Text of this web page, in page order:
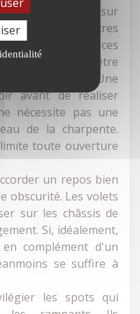
repose sur
des fenêtres
sur le toit. Si ces
pose d'une fenêtre
la pièce. Une
avant de réaliser
nécessite pas une
de la charpente.
toute ouverture
un repos bien
obscurité. Les volets
sur les châssis de
Si, idéalement,
complément d'un
se suffire à
les spots qui